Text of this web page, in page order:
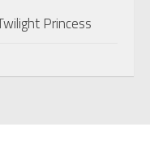
Princess